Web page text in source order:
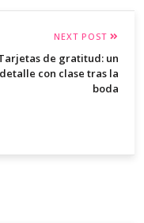
NEXT POST
de gratitud: un
detalle con clase tras la
boda